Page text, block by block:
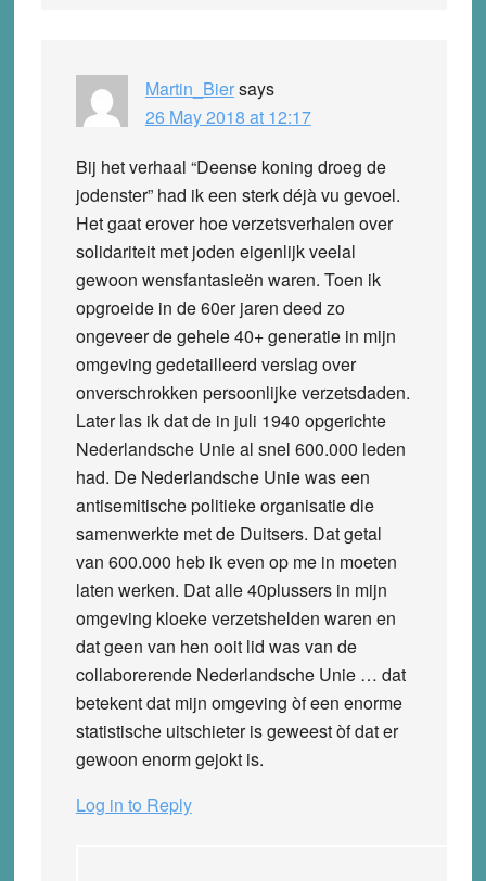
Martin_Biersays
26 May 2018 at 12:17
Bij het verhaal “Deense koning droeg de
jodenster” had ik een sterk déjà vu gevoel.
Het gaat erover hoe verzetsverhalen over
solidariteit met joden eigenlijk veelal
gewoon wensfantasieën waren. Toen ik
opgroeide in de 60er jaren deed zo
ongeveer de gehele 40+ generatie in mijn
omgeving gedetailleerd verslag over
onverschrokken persoonlijke verzetsdaden.
Later las ik dat de in juli 1940 opgerichte
Nederlandsche Unie al snel 600.000 leden
had. De Nederlandsche Unie was een
antisemitische politieke organisatie die
samenwerkte met de Duitsers. Dat getal
van 600.000 heb ik even op me in moeten
laten werken. Dat alle 40plussers in mijn
omgeving kloeke verzetshelden waren en
dat geen van hen ooit lid was van de
collaborerende Nederlandsche Unie … dat
betekent dat mijn omgeving òf een enorme
statistische uitschieter is geweest òf dat er
gewoon enorm gejokt is.
Log in to Reply